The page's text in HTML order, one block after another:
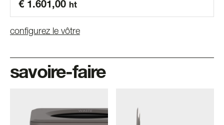
€ 1.601,00 ht
configurez le vôtre
savoire-faire